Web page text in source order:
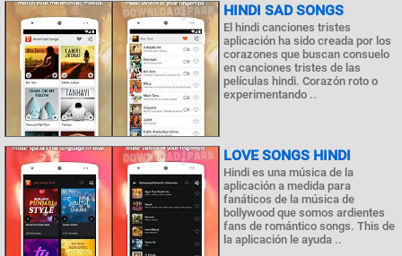
HINDI SAD SONGS
El hindi canciones tristes
aplicación ha sido creada por los
corazones que buscan consuelo
en canciones tristes de las
películas hindi. Corazón roto o
experimentando ..
LOVE SONGS HINDI
Hindi es una música de la
aplicación a medida para
fanáticos de la música de
bollywood que somos ardientes
fans de romántico songs. This de
la aplicación le ayuda ..